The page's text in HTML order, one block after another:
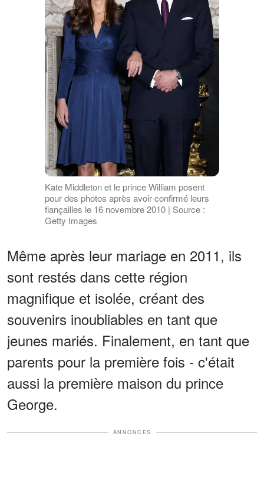
Kate Middleton et le prince William posent
pour des photos après avoir confirmé leurs
fiançailles le 16 novembre 2010 | Source :
Getty Images
Même après leur mariage en 2011, ils
sont restés dans cette région
magnifique et isolée, créant des
souvenirs inoubliables en tant que
jeunes mariés. Finalement, en tant que
parents pour la première fois - c'était
aussi la première maison du prince
George.
ANNONCES